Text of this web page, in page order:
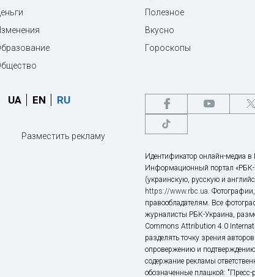
Полезное
Вкусно
Гороскопы
UA EN RU
Разместить рекламу
Идентификатор онлайн-медиа в
Информационный портал «РБК-
(украинскую, русскую и
https://www.rbc.ua.
правообладателям. Все
журналисты РБК-Украина,
Commons Attribution 4.0
разделять точку зрения
опровержению и
содержание рекламы
обозначенные плашкой: "Пресс-